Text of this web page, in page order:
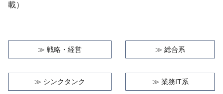
載）
≫ 戦略・経営 ≫総合系
≫ シンクタンク ≫ 業務IT系